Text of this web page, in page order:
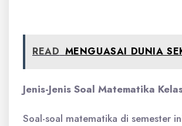
READ MENGUASAI DUNIA
Jenis-Jenis Soal Matematika
Soal-soal matematika di semester